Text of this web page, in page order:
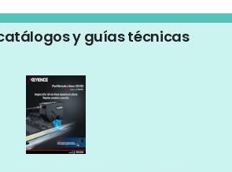
y guías técnicas